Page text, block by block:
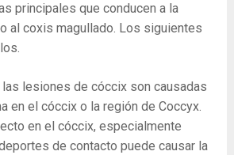
principales que conducen a la
al coxis magullado. Los siguientes
lesiones de cóccix son causadas
en el cóccix o la región de Coccyx.
en el cóccix, especialmente
de contacto puede causar la